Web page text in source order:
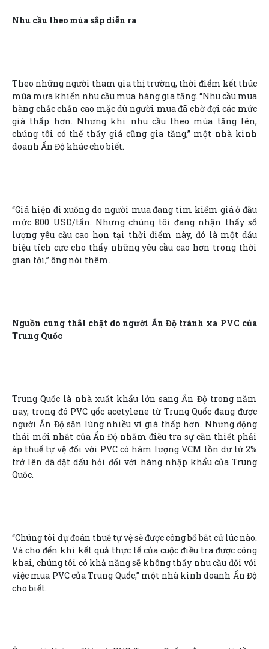
Nhu cầu theo mùa sắp diễn ra
Theo những người tham gia thị trường, thời điểm kết thúc
mùa mưa khiến nhu cầu mua hàng gia tăng. “Nhu cầu mua
hàng chắc chắn cao mặc dù người mua đã chờ đợi các mức
giá thấp hơn. Nhưng khi nhu cầu theo mùa tăng lên,
chúng tôi có thể thấy giá cũng gia tăng,” một nhà kinh
doanh Ấn Độ khác cho biết.
“Giá hiện đi xuống do người mua đang tìm kiếm giá ở đầu
mức 800 USD/tấn. Nhưng chúng tôi đang nhận thấy số
lượng yêu cầu cao hơn tại thời điểm này, đó là một dấu
hiệu tích cực cho thấy những yêu cầu cao hơn trong thời
gian tới,” ông nói thêm.
Nguồn cung thắt chặt do người Ấn Độ tránh xa PVC của
Trung Quốc
Trung Quốc là nhà xuất khẩu lớn sang Ấn Độ trong năm
nay, trong đó PVC gốc acetylene từ Trung Quốc đang được
người Ấn Độ săn lùng nhiều vì giá thấp hơn. Nhưng động
thái mới nhất của Ấn Độ nhằm điều tra sự cần thiết phải
áp thuế tự vệ đối với PVC có hàm lượng VCM tồn dư từ 2%
trở lên đã đặt dấu hỏi đối với hàng nhập khẩu của Trung
Quốc.
“Chúng tôi dự đoán thuế tự vệ sẽ được công bố bất cứ lúc nào.
Và cho đến khi kết quả thực tế của cuộc điều tra được công
khai, chúng tôi có khả năng sẽ không thấy nhu cầu đối với
việc mua PVC của Trung Quốc,” một nhà kinh doanh Ấn Độ
cho biết.